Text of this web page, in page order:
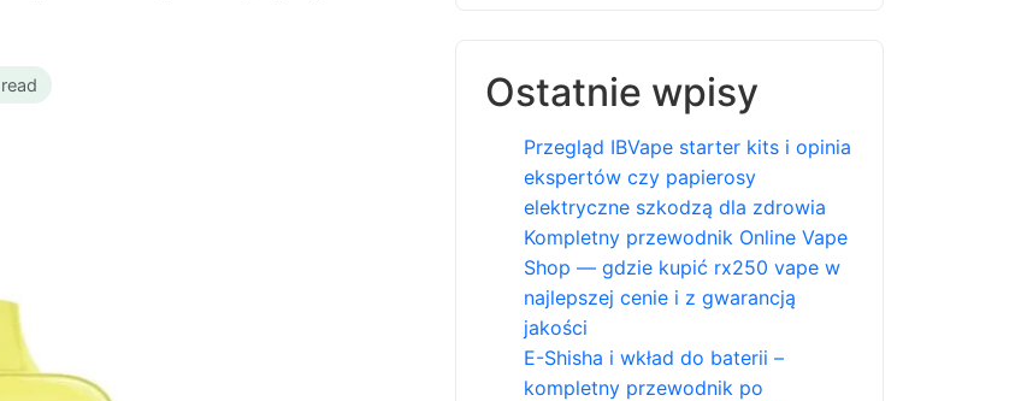
Ostatnie wpisy
Przegląd IBVape starter kits i opinia
ekspertów czy papierosy
elektryczne szkodzą dla zdrowia
Kompletny przewodnik Online Vape
Shop — gdzie kupić rx250 vape w
najlepszej cenie i z gwarancją
jakości
E-Shisha i wkład do baterii –
kompletny przewodnik po